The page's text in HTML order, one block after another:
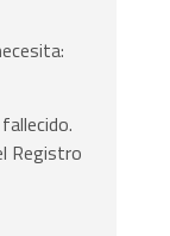
Registro